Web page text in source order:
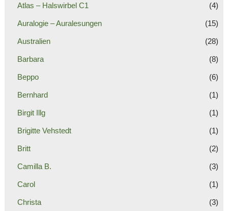
Atlas – Halswirbel C1 (4)
Auralogie – Auralesungen (15)
Australien (28)
Barbara (8)
Beppo (6)
Bernhard (1)
Birgit Illg (1)
Brigitte Vehstedt (1)
Britt (2)
Camilla B. (3)
Carol (1)
Christa (3)